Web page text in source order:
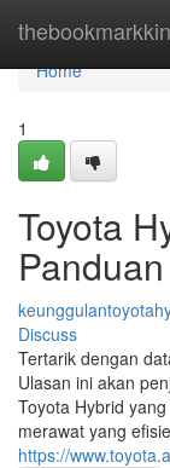
Home
Home
1
Toyota
Discuss
Tertarik dengan
Ulasan ini akan
Toyota Hybrid
merawat yang
https://